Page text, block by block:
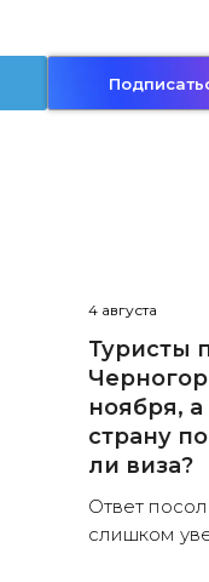
4 августа
Туристы
ноября,
страну
ли виза?
Ответ
слишком